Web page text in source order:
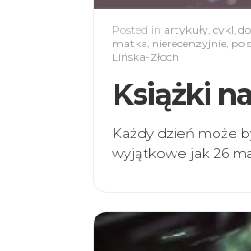
Posted in artykuły, cykl,
matka, nierecenzyjnie,
Lińska-Złoch
Książki
Każdy dzień może
wyjątkowe jak 26